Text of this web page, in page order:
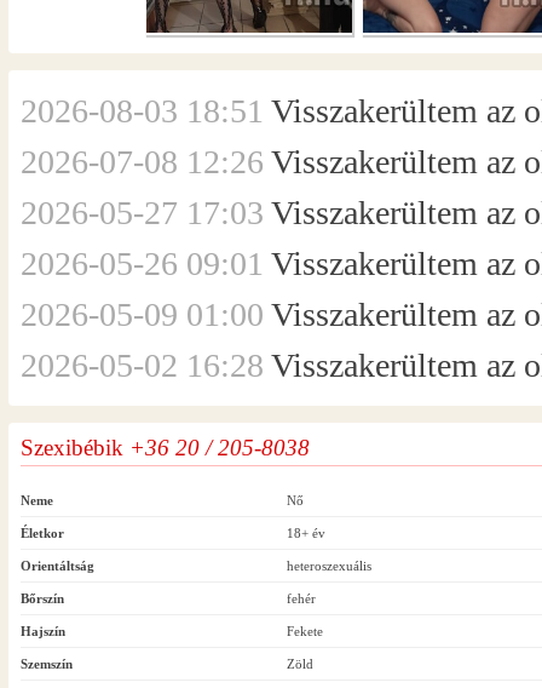
2026-08-03 18:51 Visszakerültem az
2026-07-08 12:26 Visszakerültem az
2026-05-27 17:03 Visszakerültem az
2026-05-26 09:01 Visszakerültem az
2026-05-09 01:00 Visszakerültem az
2026-05-02 16:28 Visszakerültem az
Szexibébik +36 20 / 205-8038
Neme Nő
Életkor 18+ év
Orientáltság heteroszexuális
Bőrszín fehér
Hajszín Fekete
Szemszín Zöld